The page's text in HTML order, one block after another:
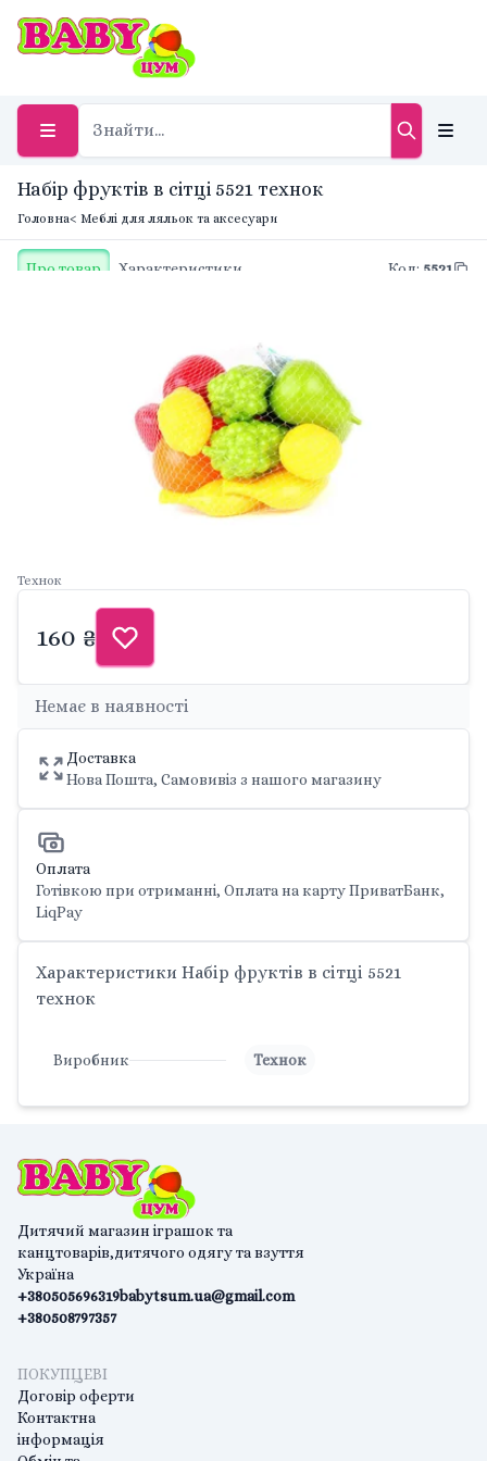
Набір фруктів в сітці 5521 технок
Головна< Меблі для ляльок та аксесуари
Про товар Характеристики Код: 5521
Технок
160 ₴
Немає в наявності
Доставка
Нова Пошта, Самовивіз з нашого магазину
Оплата
Готівкою при отриманні, Оплата на карту ПриватБанк,
LiqPay
Характеристики Набір фруктів в сітці 5521
технок
Виробник Технок
Дитячий магазин іграшок та
канцтоварів,дитячого одягу та взуття
Україна
+380505696319
+380508797357
babytsum.ua@gmail.com
ПОКУПЦЕВІ
Договір оферти
Контактна
інформація